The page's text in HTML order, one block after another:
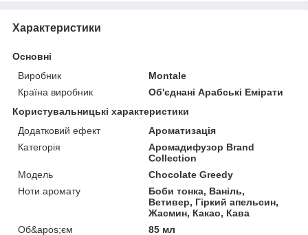
Характеристики
Основні
Виробник
Montale
Країна виробник
Об'єднані Арабські Емірати
Користувальницькі характеристики
Додатковий ефект
Ароматизація
Категорія
Аромадифузор Brand
Collection
Мoдель
Chocolate Greedy
Ноти аромату
Боби тонка, Ваніль,
Ветивер, Гіркий апельсин,
Жасмин, Какао, Кава
Об&apos;єм
85 мл